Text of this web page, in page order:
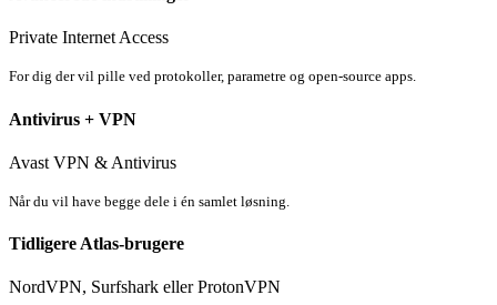
Private Internet Access
For dig der vil pille ved protokoller, parametre og open-source apps.
Antivirus + VPN
Avast VPN & Antivirus
Når du vil have begge dele i én samlet løsning.
Tidligere Atlas-brugere
NordVPN, Surfshark eller ProtonVPN